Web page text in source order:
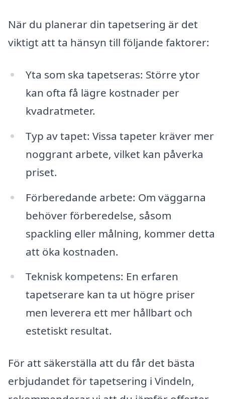
När du planerar din tapetsering är det
viktigt att ta hänsyn till följande faktorer:
Yta som ska tapetseras: Större ytor
kan ofta få lägre kostnader per
kvadratmeter.
Typ av tapet: Vissa tapeter kräver mer
noggrant arbete, vilket kan påverka
priset.
Förberedande arbete: Om väggarna
behöver förberedelse, såsom
spackling eller målning, kommer detta
att öka kostnaden.
Teknisk kompetens: En erfaren
tapetserare kan ta ut högre priser
men leverera ett mer hållbart och
estetiskt resultat.
För att säkerställa att du får det bästa
erbjudandet för tapetsering i Vindeln,